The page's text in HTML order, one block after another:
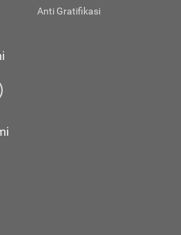
Anti Gratifikasi